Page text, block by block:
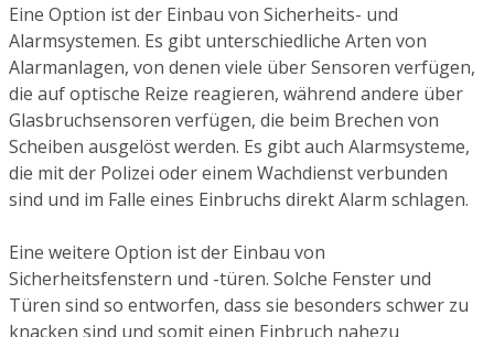
Eine Option ist der Einbau von Sicherheits- und
Alarmsystemen. Es gibt unterschiedliche Arten von
Alarmanlagen, von denen viele über Sensoren verfügen,
die auf optische Reize reagieren, während andere über
Glasbruchsensoren verfügen, die beim Brechen von
Scheiben ausgelöst werden. Es gibt auch Alarmsysteme,
die mit der Polizei oder einem Wachdienst verbunden
sind und im Falle eines Einbruchs direkt Alarm schlagen.
Eine weitere Option ist der Einbau von
Sicherheitsfenstern und -türen. Solche Fenster und
Türen sind so entworfen, dass sie besonders schwer zu
knacken sind und somit einen Einbruch nahezu